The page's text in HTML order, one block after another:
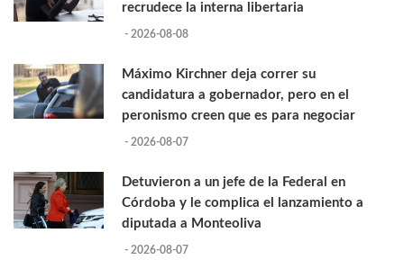
recrudece la interna libertaria
- 2026-08-08
Máximo Kirchner deja correr su
candidatura a gobernador, pero en el
peronismo creen que es para negociar
- 2026-08-07
Detuvieron a un jefe de la Federal en
Córdoba y le complica el lanzamiento a
diputada a Monteoliva
- 2026-08-07